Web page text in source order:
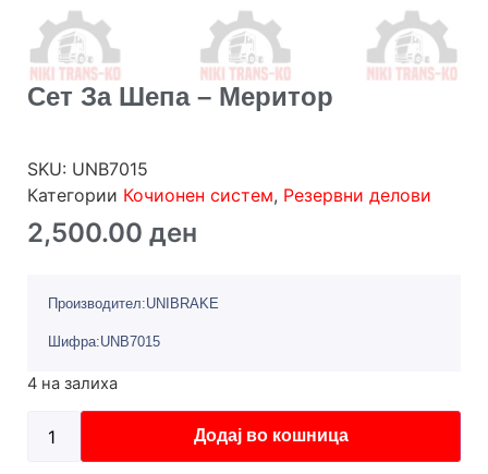
Сет За Шепа – Меритор
SKU: UNB7015
Категории Кочионен систем, Резервни делови
2,500.00 ден
Производител:UNIBRAKE
Шифра:UNB7015
4 на залиха
Додај во кошница